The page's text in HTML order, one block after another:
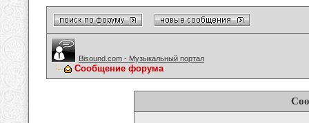
Bisound.com - Музыкальный портал
Сообщение форума